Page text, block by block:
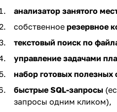
анализатор занятого
собственное резервное
текстовый поиск по
управление задачами
набор готовых полезных
быстрые SQL-запросы
запросы одним кликом),